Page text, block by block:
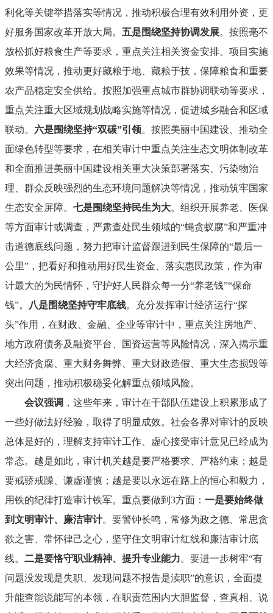
利化等关键举措落实等情况，推动积极合理有效利用外资，更
好服务国家改革开放大局。 五是围绕坚持协调发展。按照毫不
放松抓好粮食生产等要求，重点关注相关资金安排、项目实施
效果等情况，推动更好藏粮于地、藏粮于技，保障粮食和重要
农产品稳定安全供给。按照加强重点城市群协调联动等要求，
重点关注重大区域规划战略实施等情况，促进城乡融合和区域
联动。 六是围绕坚持“双碳”引领。按照美丽中国建设、推动全
面绿色转型等要求，在相关审计中重点关注生态文明体制改革
和全面推进美丽中国建设相关重大决策部署落实、污染物治
理、群众反映强烈的生态环境问题解决等情况，推动筑牢国家
生态安全屏障。 七是围绕坚持民生为大。组织开展养老、医保
等方面审计或调查，严肃查处民生领域的“蝇贪蚁腐”和严重冲
击道德底线问题，努力把审计监督跟进到民生保障的“最后一
公里”，把看好和推动用好民生资金、落实惠民政策，作为审
计最大的为民情怀，守护好人民群众每一分“养老钱”“保命
钱”。
八是围绕坚持守牢底线。充分发挥审计经济运行“探
头”作用，在财政、金融、企业等审计中，重点关注房地产、
地方政府债务及融资平台、国资运营等风险情况，深入揭示重
大经济贪腐、重大财务舞弊、重大财政造假、重大生态损毁等
突出问题，推动积极稳妥化解重点领域风险。
会议强调 ，这些年来，审计在干部队伍建设上积累形成了
一些好做法好经验，取得了明显成效。社会各界对审计的反映
总体是好的，理解支持审计工作、虚心接受审计意见已经成为
常态。越是如此，审计机关越是要严格要求、严格约束；越是
要戒骄戒躁、谦虚谨慎；越是要以永远在路上的恒心和毅力，
用铁的纪律打造审计铁军。重点要做到3方面： 一是要始终做
到文明审计、廉洁审计。要警钟长鸣，常修为政之德、常思贪
欲之害、常怀律己之心，坚守住文明审计红线和廉洁审计底
线。 二是要恪守职业精神、提升专业能力。要进一步树牢“有
问题没发现是失职、发现问题不报告是渎职”的意识，全面提
升能查能说能写的本领，在职责范围内大胆监督，查真相、说